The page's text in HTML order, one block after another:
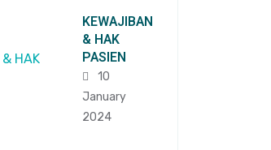
KEWAJIBAN
& HAK
PASIEN
10
January
2024